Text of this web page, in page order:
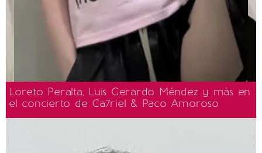
Loreto Peralta, Luis Gerardo Méndez y más en
el concierto de Ca7riel & Paco Amoroso